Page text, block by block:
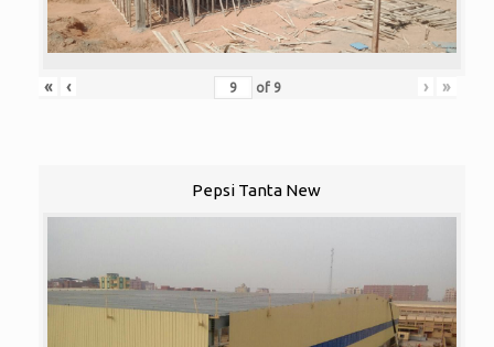
« ‹ of 9 › »
Pepsi Tanta New